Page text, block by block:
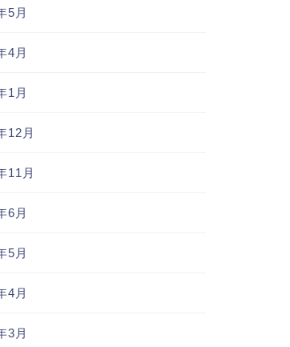
5月
4月
1月
12月
11月
6月
5月
4月
3月